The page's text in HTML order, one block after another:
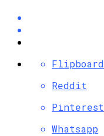
Flipboard
Reddit
Pinterest
Whatsapp